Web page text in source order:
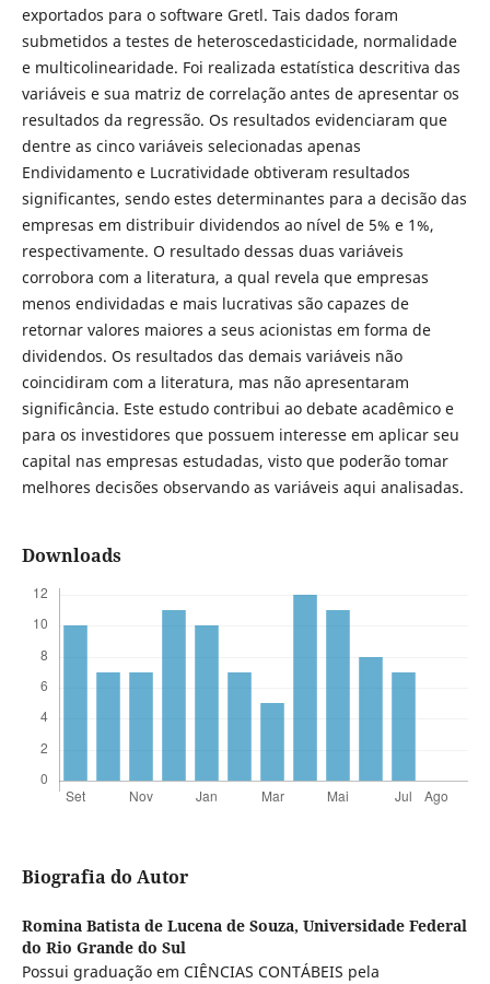
exportados para o software Gretl. Tais dados foram
submetidos a testes de heteroscedasticidade, normalidade
e multicolinearidade. Foi realizada estatística descritiva das
variáveis e sua matriz de correlação antes de apresentar os
resultados da regressão. Os resultados evidenciaram que
dentre as cinco variáveis selecionadas apenas
Endividamento e Lucratividade obtiveram resultados
significantes, sendo estes determinantes para a decisão das
empresas em distribuir dividendos ao nível de 5% e 1%,
respectivamente. O resultado dessas duas variáveis
corrobora com a literatura, a qual revela que empresas
menos endividadas e mais lucrativas são capazes de
retornar valores maiores a seus acionistas em forma de
dividendos. Os resultados das demais variáveis não
coincidiram com a literatura, mas não apresentaram
significância. Este estudo contribui ao debate acadêmico e
para os investidores que possuem interesse em aplicar seu
capital nas empresas estudadas, visto que poderão tomar
melhores decisões observando as variáveis aqui analisadas.
Downloads
Biografia do Autor
Romina Batista de Lucena de Souza, Universidade Federal
do Rio Grande do Sul
Possui graduação em CIÊNCIAS CONTÁBEIS pela